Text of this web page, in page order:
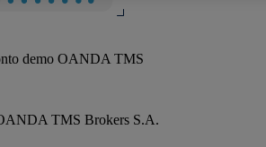
demo OANDA TMS
TMS Brokers S.A.